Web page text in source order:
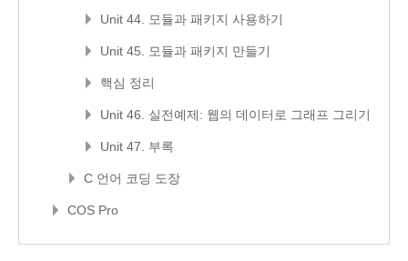
Unit 44. 모듈과 패키지 사용하기
Unit 45. 모듈과 패키지 만들기
핵심 정리
Unit 46. 실전예제: 웹의 데이터로 그래프 그리기
Unit 47. 부록
C 언어 코딩 도장
COS Pro